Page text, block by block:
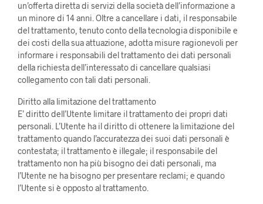
un’offerta diretta di servizi della società dell’informazione a
un minore di 14 anni. Oltre a cancellare i dati, il responsabile
del trattamento, tenuto conto della tecnologia disponibile e
dei costi della sua attuazione, adotta misure ragionevoli per
informare i responsabili del trattamento dei dati personali
della richiesta dell’interessato di cancellare qualsiasi
collegamento con tali dati personali.
Diritto alla limitazione del trattamento
E’ diritto dell’Utente limitare il trattamento dei propri dati
personali. L’Utente ha il diritto di ottenere la limitazione del
trattamento quando l’accuratezza dei suoi dati personali è
contestata; il trattamento è illegale; il responsabile del
trattamento non ha più bisogno dei dati personali, ma
l’Utente ne ha bisogno per presentare reclami; e quando
l’Utente si è opposto al trattamento.